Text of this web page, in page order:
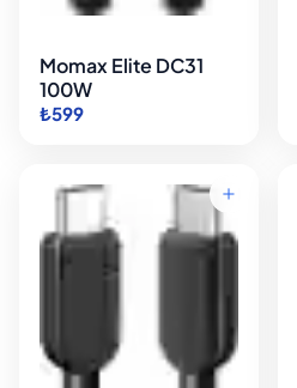
Momax Elite DC31
100W
₺599